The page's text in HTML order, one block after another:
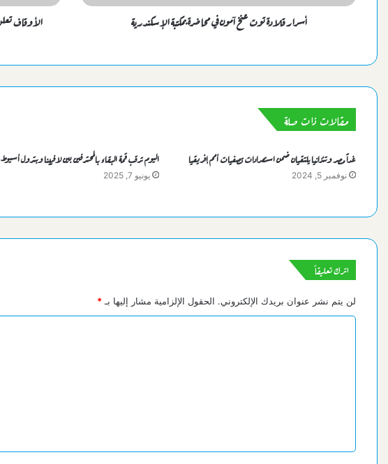
أسرار قلادة توت عنخ آمون في محاضرة بمكتبة الإسكندرية
مقالات ذات صلة
غداً مصر وتنزانيا يلتقيان ضمن استعدادات تصفيات أمم إفريقيا
نوفمبر 5, 2024
اليوم ترقب قمة البقاء بالمحترفين بين لافيينا وبترول أسيوط
يونيو 7, 2025
اترك تعليقاً
لن يتم نشر عنوان بريدك الإلكتروني. الحقول الإلزامية مشار إليها بـ*
ق